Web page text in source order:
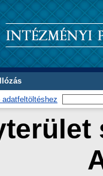
adatfeltöltéshez